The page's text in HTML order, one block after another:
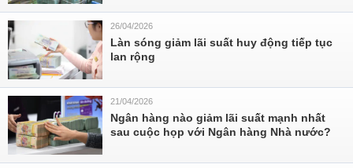
26/04/2026
Làn sóng giảm lãi suất huy động tiếp tục
lan rộng
21/04/2026
Ngân hàng nào giảm lãi suất mạnh nhất
sau cuộc họp với Ngân hàng Nhà nước?